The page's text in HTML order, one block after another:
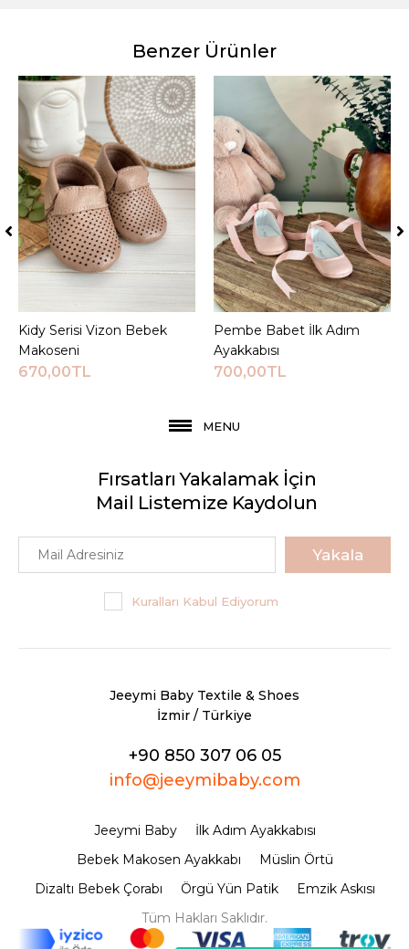
Benzer Ürünler
Sepete Ekle
Kidy Serisi Vizon Bebek
Makoseni
670,00TL
Sepete Ekle
Pembe Babet İlk Adım
Ayakkabısı
700,00TL
MENU
Fırsatları Yakalamak İçin
Mail Listemize Kaydolun
Yakala
Kuralları Kabul Ediyorum
Jeeymi Baby Textile & Shoes
İzmir / Türkiye
+90 850 307 06 05
info@jeeymibaby.com
Jeeymi Baby
İlk Adım Ayakkabısı
Bebek Makosen Ayakkabı
Müslin Örtü
Dizaltı Bebek Çorabı
Örgü Yün Patik
Emzik Askısı
Tüm Hakları Saklıdır.